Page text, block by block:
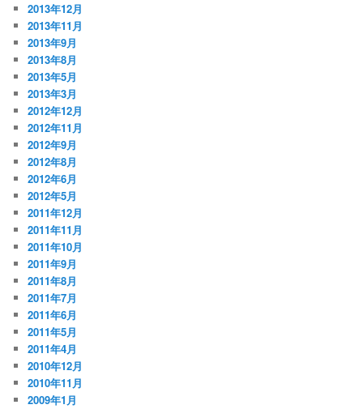
2013年12月
2013年11月
2013年9月
2013年8月
2013年5月
2013年3月
2012年12月
2012年11月
2012年9月
2012年8月
2012年6月
2012年5月
2011年12月
2011年11月
2011年10月
2011年9月
2011年8月
2011年7月
2011年6月
2011年5月
2011年4月
2010年12月
2010年11月
2009年1月